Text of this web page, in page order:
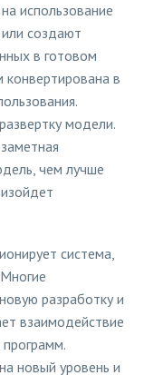
использование
создают
в готовом
в
модели.
чем лучше
система,
разработку и
взаимодействие
новый уровень и